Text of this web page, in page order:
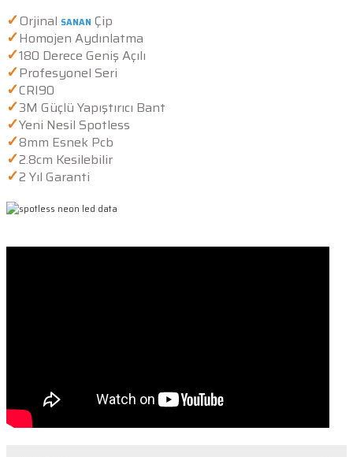
✓Orjinal SANAN Çip
✓Homojen Aydınlatma
✓180 Derece Geniş Açılı
✓Profesyonel Seri
✓CRI90
✓3M Güçlü Yapıştırıcı Bant
✓Yeni Nesil Spotless
✓8mm Esnek Pcb
✓2.8cm Kesilebilir
✓2 Yıl Garanti